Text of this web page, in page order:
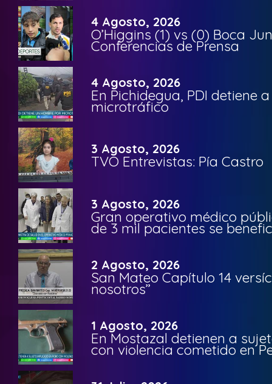
4 Agosto, 2026
O’Higgins (1) vs (0) Boca
Conferencias de Prensa
4 Agosto, 2026
En Pichidegua, PDI detiene
microtráfico
3 Agosto, 2026
TVO Entrevistas: Pía Castro
3 Agosto, 2026
Gran operativo médico
de 3 mil pacientes se
2 Agosto, 2026
San Mateo Capítulo 14
nosotros”
1 Agosto, 2026
En Mostazal detienen a
con violencia cometido en